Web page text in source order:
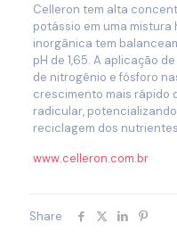
Celleron tem alta
potássio em uma mistura
inorgânica tem
pH de 1,65. A aplicação
de nitrogênio e fósforo
crescimento mais rápido
radicular,
reciclagem dos
www.celleron.com.br
Share